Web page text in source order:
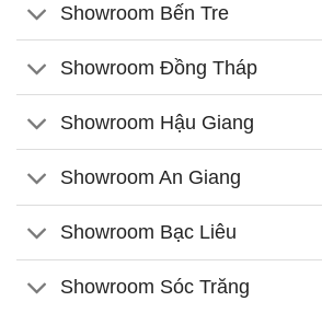
Showroom Bến Tre
Showroom Đồng Tháp
Showroom Hậu Giang
Showroom An Giang
Showroom Bạc Liêu
Showroom Sóc Trăng